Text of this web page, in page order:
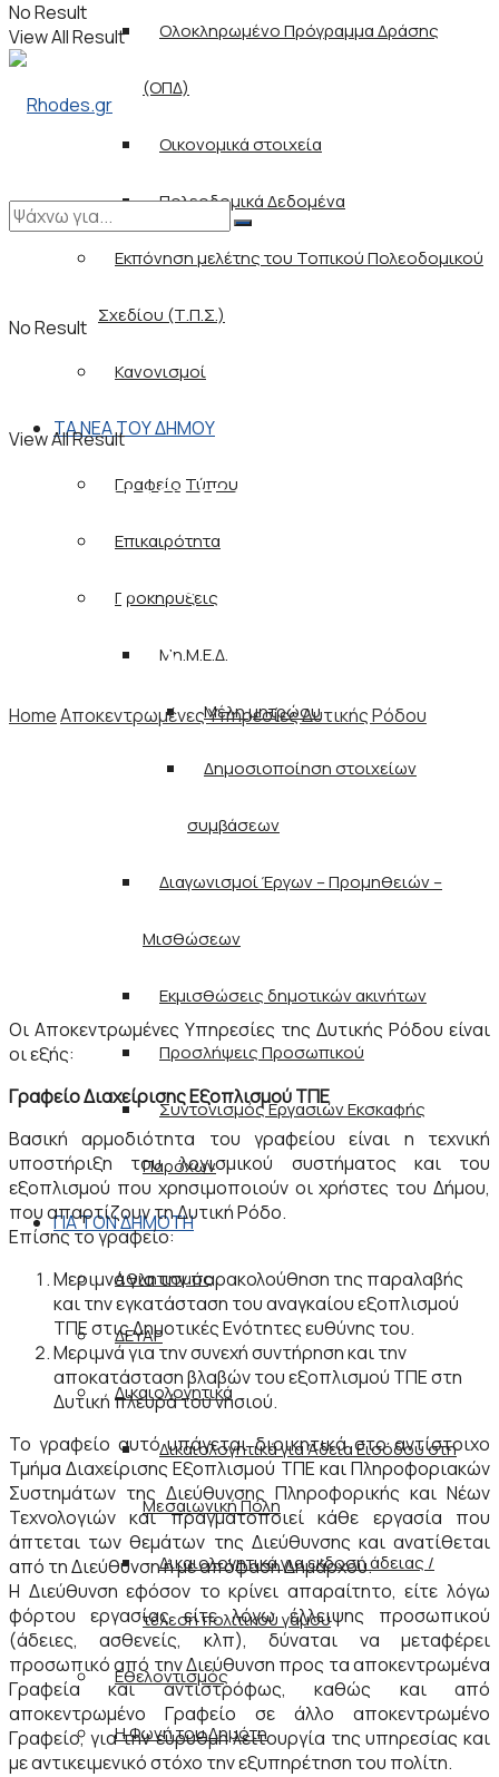
Ολοκληρωμένο Πρόγραμμα Δράσης
(ΟΠΔ)
Οικονομικά στοιχεία
Πολεοδομικά Δεδομένα
Εκπόνηση μελέτης του Τοπικού Πολεοδομικού
Σχεδίου (Τ.Π.Σ.)
Κανονισμοί
ΤΑ ΝΕΑ ΤΟΥ ΔΗΜΟΥ
Γραφείο Τύπου
Επικαιρότητα
Προκηρύξεις
Μη.Μ.Ε.Δ.
Μέλη μητρώου
Δημοσιοποίηση στοιχείων
συμβάσεων
Διαγωνισμοί Έργων – Προμηθειών –
Μισθώσεων
Εκμισθώσεις δημοτικών ακινήτων
Προσλήψεις Προσωπικού
Συντονισμός Εργασιών Εκσκαφής
Παρόχων
ΓΙΑ ΤΟΝ ΔΗΜΟΤΗ
Αθλητισμός
ΔΕΥΑΡ
Δικαιολογητικά
Δικαιολογητικά για Άδεια Εισόδου στη
Μεσαιωνική Πόλη
Δικαιολογητικά για εκδοσή άδειας /
τέλεση πολιτικού γάμου
Εθελοντισμός
Η Φωνή του Δημότη
No Result
View All Result
No Result
View All Result
Αποκεντρωμένες
Υπηρεσίες Δυτικής
Ρόδου
HomeΑποκεντρωμένες Υπηρεσίες Δυτικής Ρόδου
Οι Αποκεντρωμένες Υπηρεσίες της Δυτικής Ρόδου είναι
οι εξής:
Γραφείο Διαχείρισης Εξοπλισμού ΤΠΕ
Βασική αρμοδιότητα του γραφείου είναι η τεχνική
υποστήριξη του λογισμικού συστήματος και του
εξοπλισμού που χρησιμοποιούν οι χρήστες του Δήμου,
που απαρτίζουν τη Δυτική Ρόδο.
Επίσης το γραφείο:
Μεριμνά για την παρακολούθηση της παραλαβής
και την εγκατάσταση του αναγκαίου εξοπλισμού
ΤΠΕ στις Δημοτικές Ενότητες ευθύνης του.
Μεριμνά για την συνεχή συντήρηση και την
αποκατάσταση βλαβών του εξοπλισμού ΤΠΕ στη
Δυτική πλευρά του νησιού.
Το γραφείο αυτό υπάγεται διοικητικά στο αντίστοιχο
Τμήμα Διαχείρισης Εξοπλισμού ΤΠΕ και Πληροφοριακών
Συστημάτων της Διεύθυνσης Πληροφορικής και Νέων
Τεχνολογιών και πραγματοποιεί κάθε εργασία που
άπτεται των θεμάτων της Διεύθυνσης και ανατίθεται
από τη Διεύθυνση ή με απόφαση Δημάρχου.
Η Διεύθυνση εφόσον το κρίνει απαραίτητο, είτε λόγω
φόρτου εργασίας είτε λόγω έλλειψης προσωπικού
(άδειες, ασθενείς, κλπ), δύναται να μεταφέρει
προσωπικό από την Διεύθυνση προς τα αποκεντρωμένα
Γραφεία και αντιστρόφως, καθώς και από
αποκεντρωμένο Γραφείο σε άλλο αποκεντρωμένο
Γραφείο, για την εύρυθμη λειτουργία της υπηρεσίας και
με αντικειμενικό στόχο την εξυπηρέτηση του πολίτη.